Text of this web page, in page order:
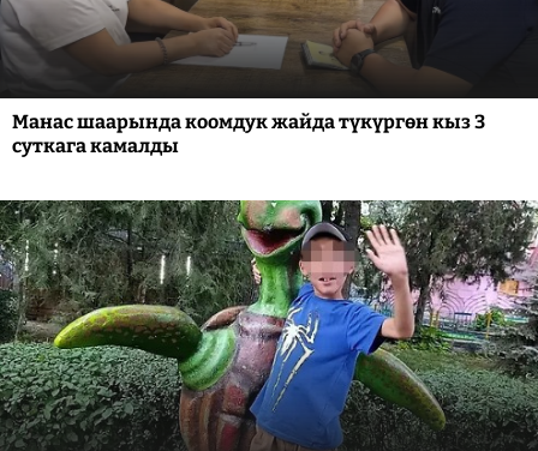
Манас шаарында коомдук жайда түкүргөн кыз 3
суткага камалды